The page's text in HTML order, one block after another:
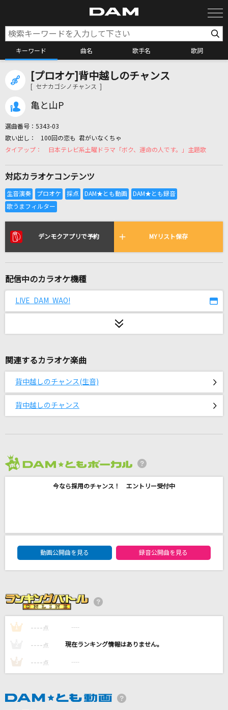
キーワード 曲名 歌手名 歌詞
カラオケ検索
カラオケリクエスト
リアルタイムで歌われている曲の一覧
心の中で
ユナ(CV:神田沙也加)
[生音]上海ハニー
Ado
トリノコシティ
40mP feat.初音ミク
曼珠沙華
まふまふ
Pastel＊Palettes
結束バンド
もっと見る
DAMの新曲・ランキングなど
[プロオケ]背中越しのチャンス
[ セナカゴシノチャンス ]
亀と山P
選曲番号： 5343-03
100回の恋も 君がいなくちゃ
日本テレビ系土曜ドラマ「ボク、運命の人です。」主題歌
対応カラオケコンテンツ
デンモクアプリで予約 MYリスト保存
配信中のカラオケ機種
LIVE DAM WAO!
関連するカラオケ楽曲
背中越しのチャンス(生音)
背中越しのチャンス
今なら採用のチャンス！ エントリー受付中
DAM★ともボーカルエントリーランキング
動画公開曲を見る
録音公開曲を見る
1 ---- 点 ----
---- 点 ----
3 ---- 点 ----